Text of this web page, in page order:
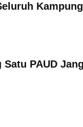
PAUD